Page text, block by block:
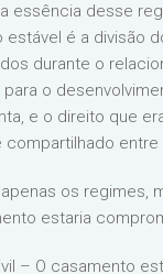
essência desse
estável é a divisão
durante o
o
e o direito que
compartilhado
os regimes,
estaria
– O casamento